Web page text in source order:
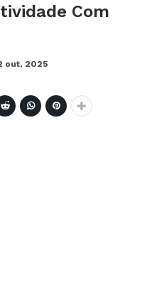
Com
out, 2025